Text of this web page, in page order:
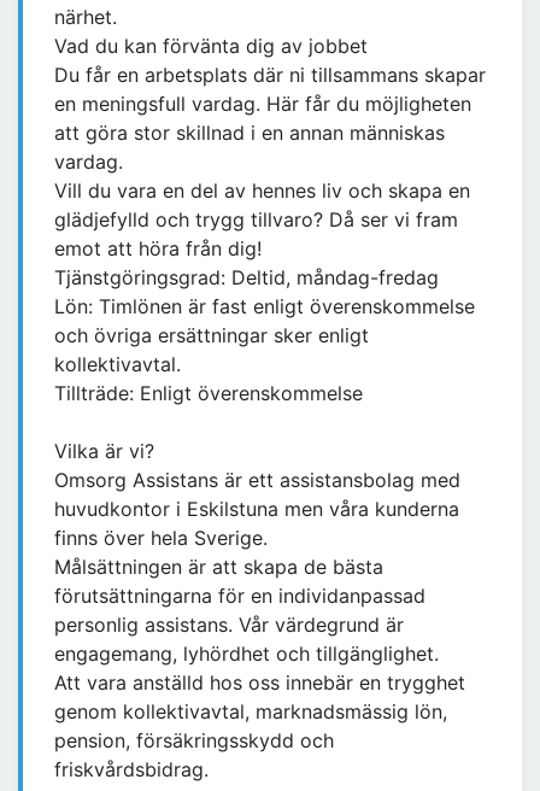
närhet.
Vad du kan förvänta dig av jobbet
Du får en arbetsplats där ni tillsammans skapar
en meningsfull vardag. Här får du möjligheten
att göra stor skillnad i en annan människas
vardag.
Vill du vara en del av hennes liv och skapa en
glädjefylld och trygg tillvaro? Då ser vi fram
emot att höra från dig!
Tjänstgöringsgrad: Deltid, måndag-fredag
Lön: Timlönen är fast enligt överenskommelse
och övriga ersättningar sker enligt
kollektivavtal.
Tillträde: Enligt överenskommelse
Vilka är vi?
Omsorg Assistans är ett assistansbolag med
huvudkontor i Eskilstuna men våra kunderna
finns över hela Sverige.
Målsättningen är att skapa de bästa
förutsättningarna för en individanpassad
personlig assistans. Vår värdegrund är
engagemang, lyhördhet och tillgänglighet.
Att vara anställd hos oss innebär en trygghet
genom kollektivavtal, marknadsmässig lön,
pension, försäkringsskydd och
friskvårdsbidrag.